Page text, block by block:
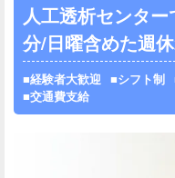
人工透析センタ
分/日曜含めた週
経験者大歓迎 シフト制
交通費支給